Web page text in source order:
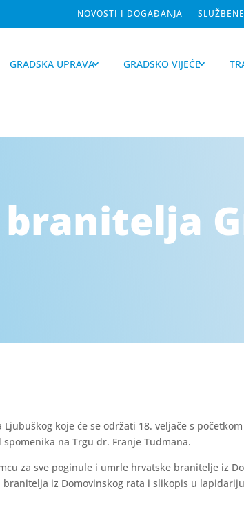
NOVOSTI I DOGAĐANJA
GRADSKA UPRAVA GRADSKO VIJEĆE
koje će se održati 18. veljače s
na Trgu dr. Franje Tuđmana.
za sve poginule i umrle hrvatske branitelje iz
iz Domovinskog rata i slikopis u